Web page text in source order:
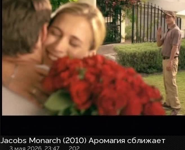
Jacobs Monarch (2010) Аромагия сближает
3 мая 2026, 23:47 202